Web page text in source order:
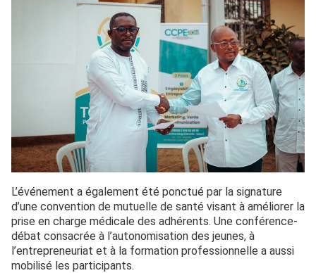
L’événement a également été ponctué par la signature
d’une convention de mutuelle de santé visant à améliorer la
prise en charge médicale des adhérents. Une conférence-
débat consacrée à l’autonomisation des jeunes, à
l’entrepreneuriat et à la formation professionnelle a aussi
mobilisé les participants.